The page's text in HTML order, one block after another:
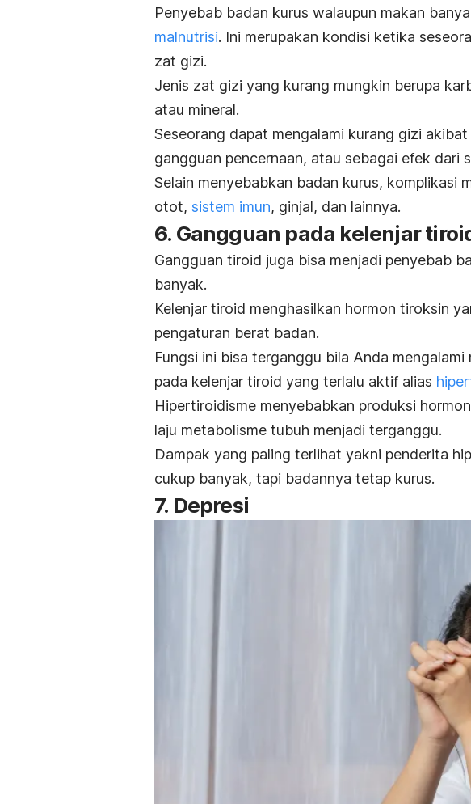
Penyebab badan kurus walaupun makan
malnutrisi. Ini merupakan kondisi ketika
zat gizi.
Jenis zat gizi yang kurang mungkin berupa
atau mineral.
Seseorang dapat mengalami kurang gizi
gangguan pencernaan, atau sebagai efek dari
Selain menyebabkan badan kurus, komplikasi
otot, sistem imun, ginjal, dan lainnya.
6. Gangguan pada kelenjar
Gangguan tiroid juga bisa menjadi penyebab
banyak.
Kelenjar tiroid menghasilkan hormon tiroksin
pengaturan berat badan.
Fungsi ini bisa terganggu bila Anda
pada kelenjar tiroid yang terlalu aktif alias
Hipertiroidisme menyebabkan produksi
laju metabolisme tubuh menjadi terganggu.
Dampak yang paling terlihat yakni penderita
cukup banyak, tapi badannya tetap kurus.
7. Depresi